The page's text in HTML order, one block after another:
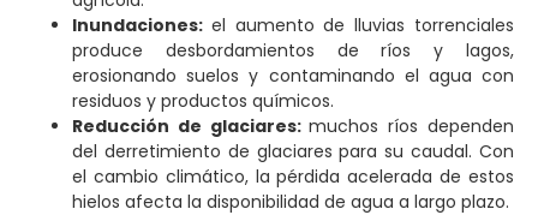
Inundaciones: el aumento de lluvias torrenciales
produce desbordamientos de ríos y lagos,
erosionando suelos y contaminando el agua con
residuos y productos químicos.
Reducción de glaciares:muchos ríos dependen
del derretimiento de glaciares para su caudal. Con
el cambio climático, la pérdida acelerada de estos
hielos afecta la disponibilidad de agua a largo plazo.